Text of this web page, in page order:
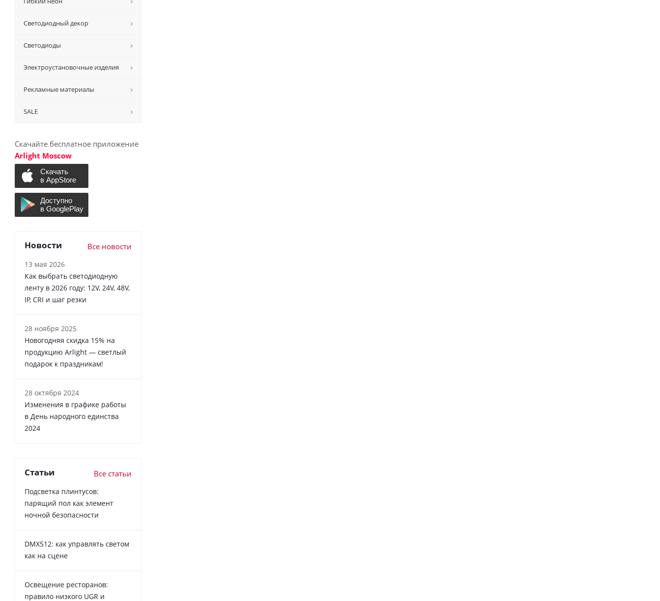
Светодиодный декор
Светодиоды
Электроустановочные изделия
Рекламные материалы
SALE
Скачайте бесплатное приложение
Arlight Moscow
Новости Все новости
13 мая 2026
Как выбрать светодиодную
ленту в 2026 году: 12V, 24V, 48V,
IP, CRI и шаг резки
28 ноября 2025
Новогодняя скидка 15% на
продукцию Arlight — светлый
подарок к праздникам!
28 октября 2024
Изменения в графике работы
в День народного единства
2024
Статьи Все статьи
Подсветка плинтусов:
парящий пол как элемент
ночной безопасности
DMX512: как управлять светом
как на сцене
Освещение ресторанов:
правило низкого UGR и